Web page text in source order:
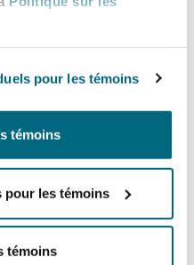
pour les témoins
témoins
pour les témoins
témoins
on Section
Tenant Act 1954
isn’t always